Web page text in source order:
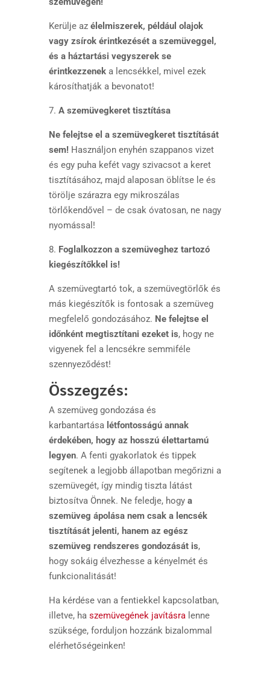
Kerülje az élelmiszerek, például olajok
vagy zsírok érintkezését a szemüveggel,
és a háztartási vegyszerek se
érintkezzeneka lencsékkel, mivel ezek
károsíthatják a bevonatot!
7. A szemüvegkeret tisztítása
Ne felejtse el a szemüvegkeret tisztítását
sem!Használjon enyhén szappanos vizet
és egy puha kefét vagy szivacsot a keret
tisztításához, majd alaposan öblítse le és
törölje szárazra egy mikroszálas
törlőkendővel – de csak óvatosan, ne nagy
nyomással!
8. Foglalkozzon a szemüveghez tartozó
kiegészítőkkel is!
A szemüvegtartó tok, a szemüvegtörlők és
más kiegészítők is fontosak a szemüveg
megfelelő gondozásához. Ne felejtse el
időnként megtisztítani ezeket is, hogy ne
vigyenek fel a lencsékre semmiféle
szennyeződést!
Összegzés:
A szemüveg gondozása és
karbantartása létfontosságú annak
érdekében, hogy az hosszú élettartamú
legyen. A fenti gyakorlatok és tippek
segítenek a legjobb állapotban megőrizni a
szemüvegét, így mindig tiszta látást
biztosítva Önnek. Ne feledje, hogy a
szemüveg ápolása nem csak a lencsék
tisztítását jelenti, hanem az egész
szemüveg rendszeres gondozását is,
hogy sokáig élvezhesse a kényelmét és
funkcionalitását!
Ha kérdése van a fentiekkel kapcsolatban,
illetve, ha szemüvegének javításralenne
szüksége, forduljon hozzánk bizalommal
elérhetőségeinken!